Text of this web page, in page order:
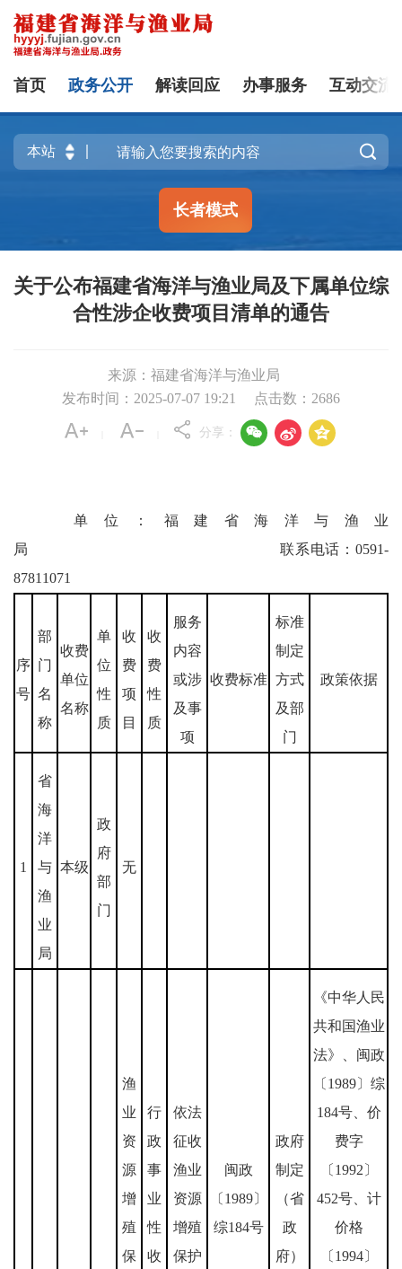
首页 政务公开 解读回应 办事服务 互动交流

长者模式
关于公布福建省海洋与渔业局及下属单位综
合性涉企收费项目清单的通告
来源：福建省海洋与渔业局
发布时间：2025-07-07 19:21
点击数： 2686
分享：   
单位：福建省海洋与渔业
局 联系电话：0591-
87811071
序
号
部
门
名
称
收费
单位
名称
单
位
性
质
收
费
项
目
收
费
性
质
服务
内容
或涉
及事
项
收费标准
标准
制定
方式
及部
门
政策依据
1
省
海
洋
与
渔
业
局
本级
政
府
部
门
无
渔
业
资
源
增
殖
保
行
政
事
业
性
收
依法
征收
渔业
资源
增殖
保护
闽政
〔1989〕
综184号
政府
制定
（省
政
府）
《中华人民
共和国渔业
法》、闽政
〔1989〕综
184号、价
费字
〔1992〕
452号、计
价格
〔1994〕